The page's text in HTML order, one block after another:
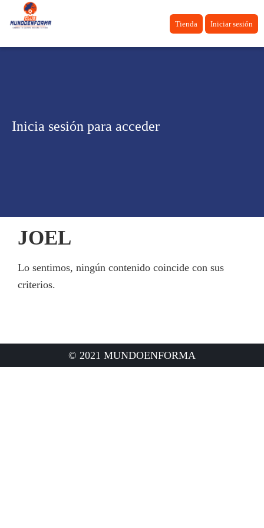
Tienda Iniciar sesión
Inicia sesión para acceder
JOEL
Lo sentimos, ningún contenido coincide con sus
criterios.
© 2021 MUNDOENFORMA